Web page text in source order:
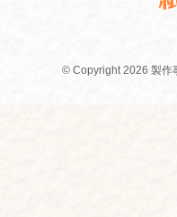
© Copyright 2026 製作